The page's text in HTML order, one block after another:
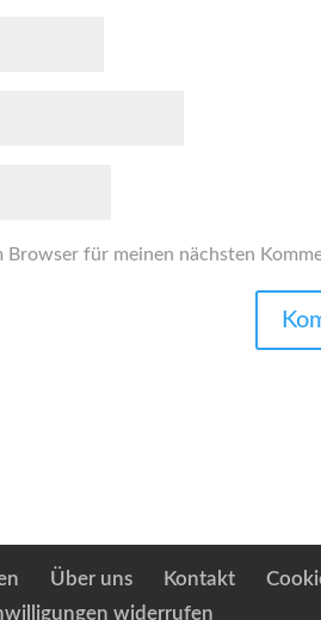
für meinen nächsten
Über uns Kontakt
widerrufen